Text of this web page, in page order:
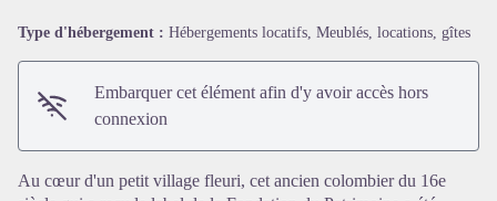
Voir l'image en plein écran
Type d'hébergement : Hébergements locatifs, Meublés, locations, gîtes
Embarquer cet élément afin d'y avoir accès hors
connexion
Au cœur d'un petit village fleuri, cet ancien colombier du 16e